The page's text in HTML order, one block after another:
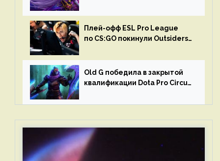
Плей-офф ESL Pro League
по CS:GO покинули Outsiders
Old G победила в закрытой
квалификации Dota Pro Circuit